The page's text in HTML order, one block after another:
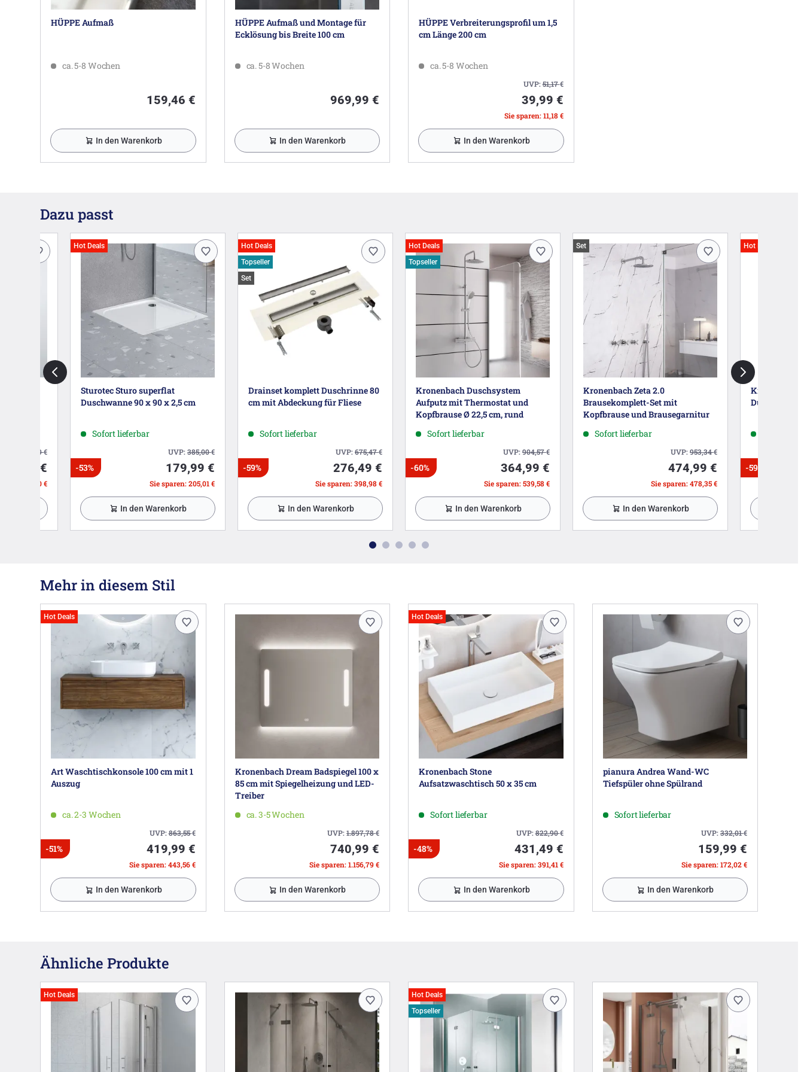
HÜPPE Aufmaß
ca. 5-8 Wochen
159,46 €
In den Warenkorb
HÜPPE Aufmaß und Montage für
Ecklösung bis Breite 100 cm
ca. 5-8 Wochen
969,99 €
In den Warenkorb
HÜPPE Verbreiterungsprofil um 1,5
cm Länge 200 cm
ca. 5-8 Wochen
UVP:51,17€
39,99 €
Sie sparen: 11,18 €
In den Warenkorb
Dazu passt
507,59€
€
298,60 €
Hot Deals
Sturotec Sturo superflat
Duschwanne 90 x 90 x 2,5 cm
Sofort lieferbar
UVP:385,00€
-53% 179,99 €
Sie sparen: 205,01 €
In den Warenkorb
Hot Deals
Topseller
Set
Drainset komplett Duschrinne 80
cm mit Abdeckung für Fliese
Sofort lieferbar
UVP:675,47€
-59% 276,49 €
Sie sparen: 398,98 €
In den Warenkorb
Hot Deals
Topseller
Kronenbach Duschsystem
Aufputz mit Thermostat und
Kopfbrause Ø 22,5 cm, rund
Sofort lieferbar
UVP:904,57€
-60% 364,99 €
Sie sparen: 539,58 €
In den Warenkorb
Set
Kronenbach Zeta 2.0
Brausekomplett-Set mit
Kopfbrause und Brausegarnitur
Sofort lieferbar
UVP:953,34€
474,99 €
Sie sparen: 478,35 €
In den Warenkorb
Hot Deals
Kronenbach
-59%
Mehr in diesem Stil
Hot Deals
Art Waschtischkonsole 100 cm mit 1
Auszug
ca. 2-3 Wochen
UVP:863,55€
-51% 419,99 €
Sie sparen: 443,56 €
In den Warenkorb
Kronenbach Dream Badspiegel 100 x
85 cm mit Spiegelheizung und LED-
Treiber
ca. 3-5 Wochen
UVP:1.897,78€
740,99 €
Sie sparen: 1.156,79 €
In den Warenkorb
Hot Deals
Kronenbach Stone
Aufsatzwaschtisch 50 x 35 cm
Sofort lieferbar
UVP:822,90€
-48% 431,49 €
Sie sparen: 391,41 €
In den Warenkorb
pianura Andrea Wand-WC
Tiefspüler ohne Spülrand
Sofort lieferbar
UVP:332,01€
159,99 €
Sie sparen: 172,02 €
In den Warenkorb
Ähnliche Produkte
Hot Deals
Hot Deals
Topseller